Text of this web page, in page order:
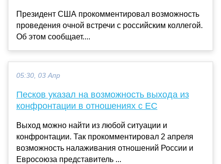
Президент США прокомментировал возможность
проведения очной встречи с российским коллегой.
Об этом сообщает....
05:30, 03 Апр
Песков указал на возможность выхода из
конфронтации в отношениях с ЕС
Выход можно найти из любой ситуации и
конфронтации. Так прокомментировал 2 апреля
возможность налаживания отношений России и
Евросоюза представитель ...